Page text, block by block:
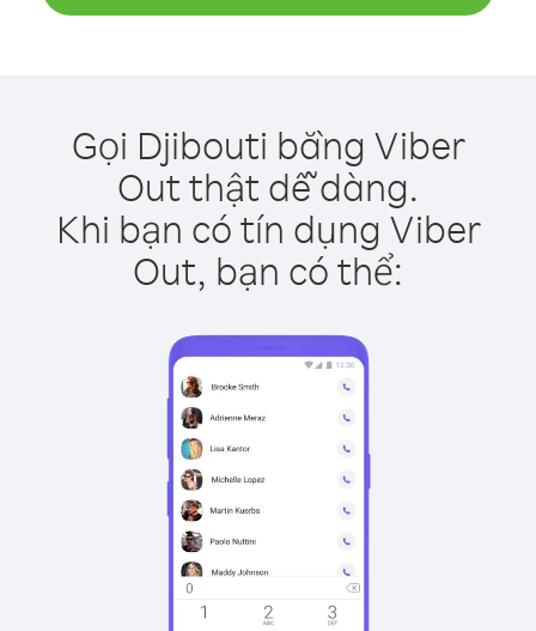
Gọi Djibouti bằng Viber
Out thật dễ dàng.
Khi bạn có tín dụng Viber
Out, bạn có thể: